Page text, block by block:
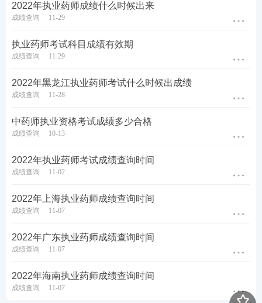
热门推荐：
参与执业药师答题闯关，赢取备考好礼>>
60s速记必背考点，稳拿重难点关键分>>
2022年执业药师成绩什么时候出来
成绩查询 11-29
执业药师考试科目成绩有效期
成绩查询 11-29
2022年黑龙江执业药师考试什么时候出成绩
成绩查询 11-28
中药师执业资格考试成绩多少合格
成绩查询 10-13
2022年执业药师考试成绩查询时间
成绩查询 11-02
2022年上海执业药师成绩查询时间
成绩查询 11-07
2022年广东执业药师成绩查询时间
成绩查询 11-07
2022年海南执业药师成绩查询时间
成绩查询 11-07